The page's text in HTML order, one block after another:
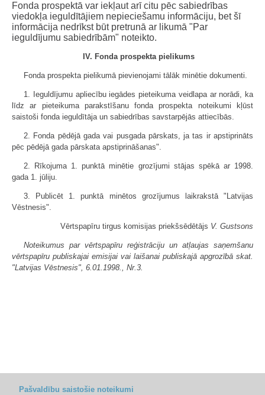
Fonda prospektā var iekļaut arī citu pēc sabiedrības
viedokļa ieguldītājiem nepieciešamu informāciju, bet šī
informācija nedrīkst būt pretrunā ar likumā "Par
ieguldījumu sabiedrībām" noteikto.
IV. Fonda prospekta pielikums
Fonda prospekta pielikumā pievienojami tālāk minētie dokumenti.
1. Ieguldījumu apliecību iegādes pieteikuma veidlapa ar norādi, ka
līdz ar pieteikuma parakstīšanu fonda prospekta noteikumi kļūst
saistoši fonda ieguldītāja un sabiedrības savstarpējās attiecībās.
2. Fonda pēdējā gada vai pusgada pārskats, ja tas ir apstiprināts
pēc pēdējā gada pārskata apstiprināšanas".
2. Rīkojuma 1. punktā minētie grozījumi stājas spēkā ar 1998.
gada 1. jūliju.
3. Publicēt 1. punktā minētos grozījumus laikrakstā "Latvijas
Vēstnesis".
Vērtspapīru tirgus komisijas priekšsēdētājs V. Gustsons
Noteikumus par vērtspapīru reģistrāciju un atļaujas saņemšanu
vērtspapīru publiskajai emisijai vai laišanai publiskajā apgrozībā skat.
"Latvijas Vēstnesis", 6.01.1998., Nr.3.
Pašvaldību saistošie noteikumi